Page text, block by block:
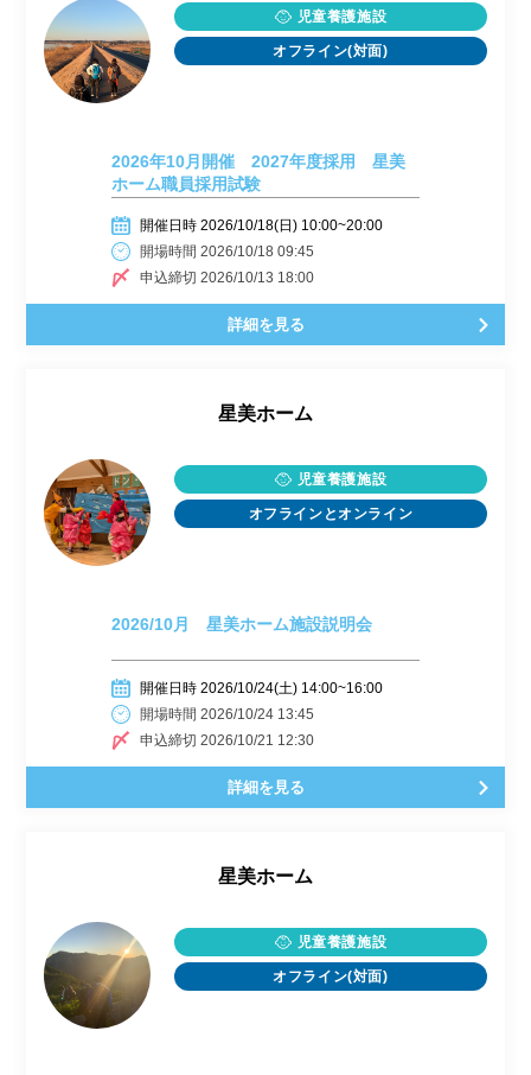
児童養護施設
オフライン(対面)
2026年10月開催 2027年度採用 星美
ホーム職員採用試験
開催日時 2026/10/18(日) 10:00~20:00
開場時間 2026/10/18 09:45
申込締切 2026/10/13 18:00
詳細を見る
星美ホーム
児童養護施設
オフラインとオンライン
2026/10月 星美ホーム施設説明会
開催日時 2026/10/24(土) 14:00~16:00
開場時間 2026/10/24 13:45
申込締切 2026/10/21 12:30
詳細を見る
星美ホーム
児童養護施設
オフライン(対面)